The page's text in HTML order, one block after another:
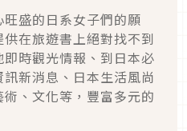
旺盛的日系女子們的願
在旅遊書上絕對找不到
即時觀光情報、到日本必
訊新消息、日本生活風尚
術、文化等，豐富多元的